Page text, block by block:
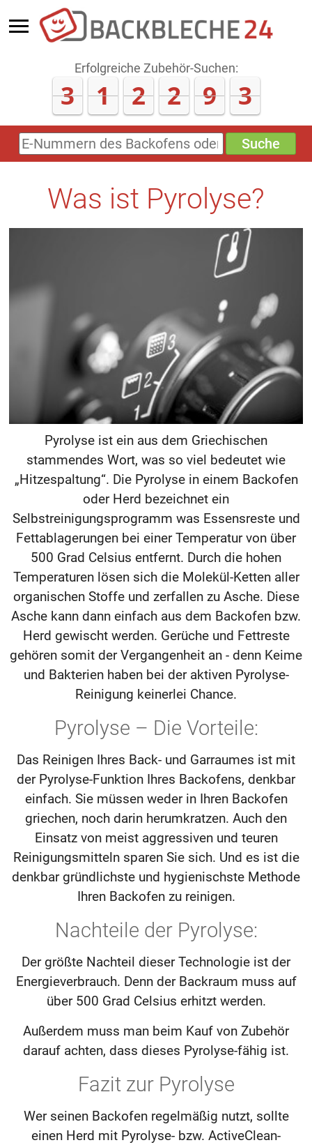
Erfolgreiche Zubehör-Suchen:
3 1 2 2 9 6
E-
Nummern
Zubehörs
Sonderzeichen)
Suche
Was ist Pyrolyse?
Pyrolyse ist ein aus dem Griechischen
stammendes Wort, was so viel bedeutet wie
„Hitzespaltung“. Die Pyrolyse in einem Backofen
oder Herd bezeichnet ein
Selbstreinigungsprogramm was Essensreste und
Fettablagerungen bei einer Temperatur von über
500 Grad Celsius entfernt. Durch die hohen
Temperaturen lösen sich die Molekül-Ketten aller
organischen Stoffe und zerfallen zu Asche. Diese
Asche kann dann einfach aus dem Backofen bzw.
Herd gewischt werden. Gerüche und Fettreste
gehören somit der Vergangenheit an - denn Keime
und Bakterien haben bei der aktiven Pyrolyse-
Reinigung keinerlei Chance.
Pyrolyse – Die Vorteile:
Das Reinigen Ihres Back- und Garraumes ist mit
der Pyrolyse-Funktion Ihres Backofens, denkbar
einfach. Sie müssen weder in Ihren Backofen
griechen, noch darin herumkratzen. Auch den
Einsatz von meist aggressiven und teuren
Reinigungsmitteln sparen Sie sich. Und es ist die
denkbar gründlichste und hygienischste Methode
Ihren Backofen zu reinigen.
Nachteile der Pyrolyse:
Der größte Nachteil dieser Technologie ist der
Energieverbrauch. Denn der Backraum muss auf
über 500 Grad Celsius erhitzt werden.
Außerdem muss man beim Kauf von Zubehör
darauf achten, dass dieses Pyrolyse-fähig ist.
Fazit zur Pyrolyse
Wer seinen Backofen regelmäßig nutzt, sollte
einen Herd mit Pyrolyse- bzw. ActiveClean-